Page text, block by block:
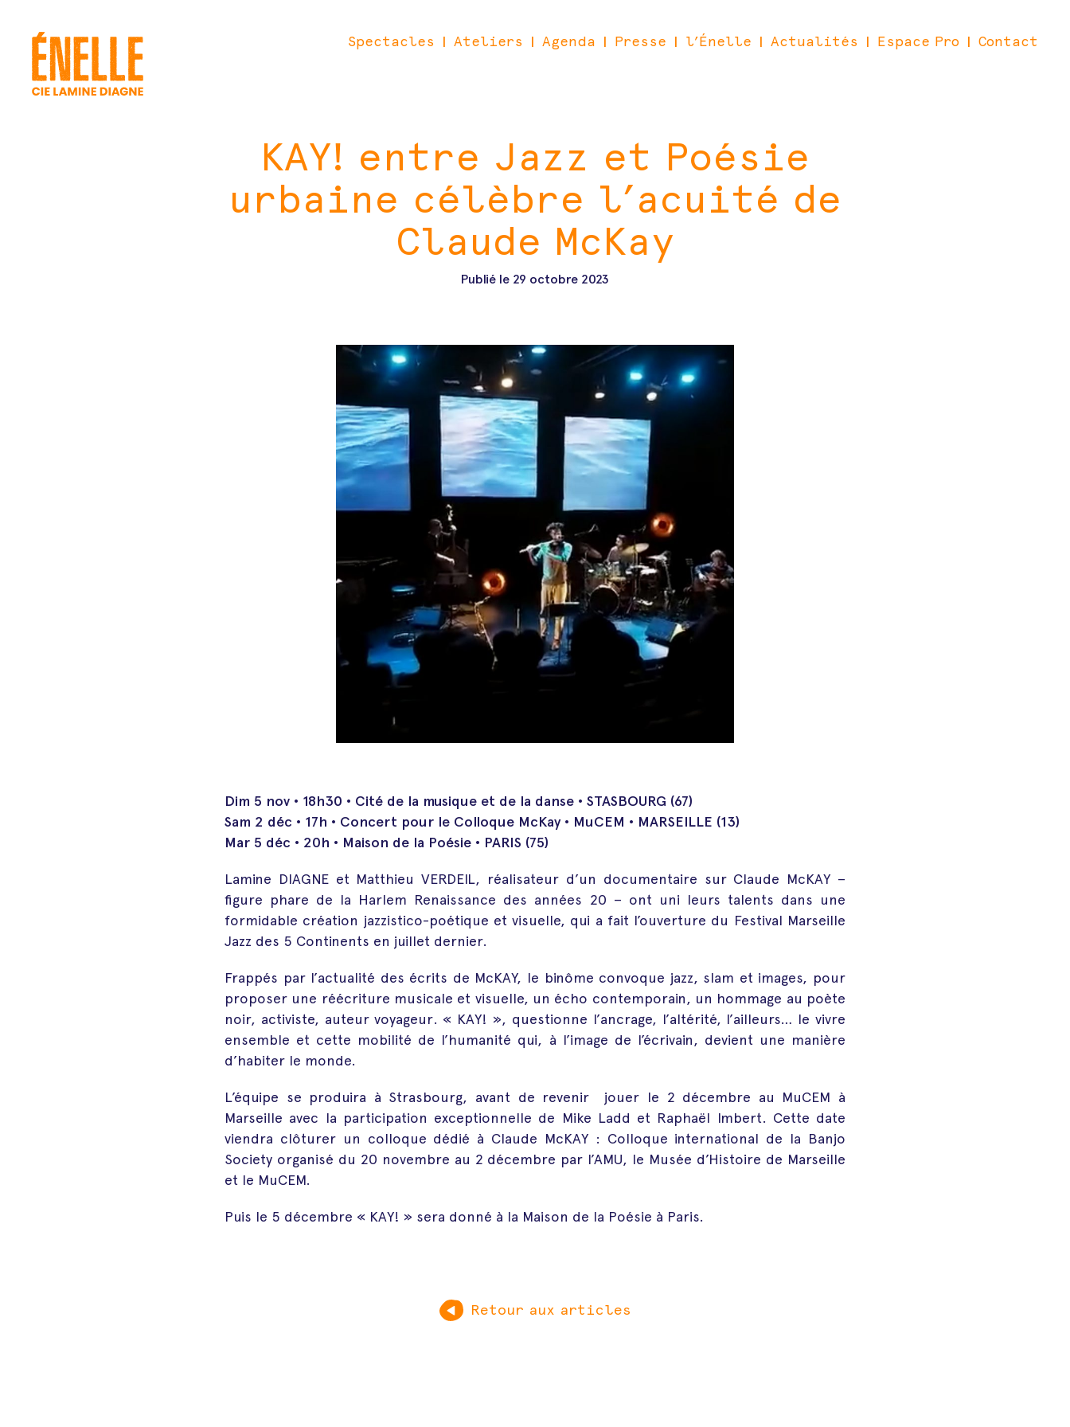
Spectacles | Ateliers | Agenda | Presse | l’Énelle | Actualités | Espace Pro | Contact
KAY! entre Jazz et Poésie
urbaine célèbre l’acuité de
Claude McKay
Publié le 29 octobre 2023
Dim 5 nov • 18h30 • Cité de la musique et de la danse • STASBOURG (67)
Sam 2 déc • 17h • Concert pour le Colloque McKay • MuCEM • MARSEILLE (13)
Mar 5 déc • 20h • Maison de la Poésie • PARIS (75)
Lamine DIAGNE et Matthieu VERDEIL, réalisateur d’un documentaire sur Claude McKAY –
figure phare de la Harlem Renaissance des années 20 – ont uni leurs talents dans une
formidable création jazzistico-poétique et visuelle, qui a fait l’ouverture du Festival Marseille
Jazz des 5 Continents en juillet dernier.
Frappés par l’actualité des écrits de McKAY, le binôme convoque jazz, slam et images, pour
proposer une réécriture musicale et visuelle, un écho contemporain, un hommage au poète
noir, activiste, auteur voyageur. « KAY! », questionne l’ancrage, l’altérité, l’ailleurs… le vivre
ensemble et cette mobilité de l’humanité qui, à l’image de l’écrivain, devient une manière
d’habiter le monde.
L’équipe se produira à Strasbourg, avant de revenir jouer le 2 décembre au MuCEM à
Marseille avec la participation exceptionnelle de Mike Ladd et Raphaël Imbert. Cette date
viendra clôturer un colloque dédié à Claude McKAY : Colloque international de la Banjo
Society organisé du 20 novembre au 2 décembre par l’AMU, le Musée d’Histoire de Marseille
et le MuCEM.
Puis le 5 décembre « KAY! » sera donné à la Maison de la Poésie à Paris.
Retour aux articles